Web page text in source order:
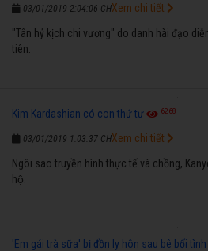
03/01/2019 2:04:06 CH
"Tân hỷ kịch chi vương" do danh hài đạo
tiên.
Xem chi tiết
Kim Kardashian có con thứ tư 6268
03/01/2019 1:03:37 CH
Ngôi sao truyền hình thực tế và chồng,
hộ.
Xem chi tiết
'Em gái trà sữa' bị đồn ly hôn sau bê bối